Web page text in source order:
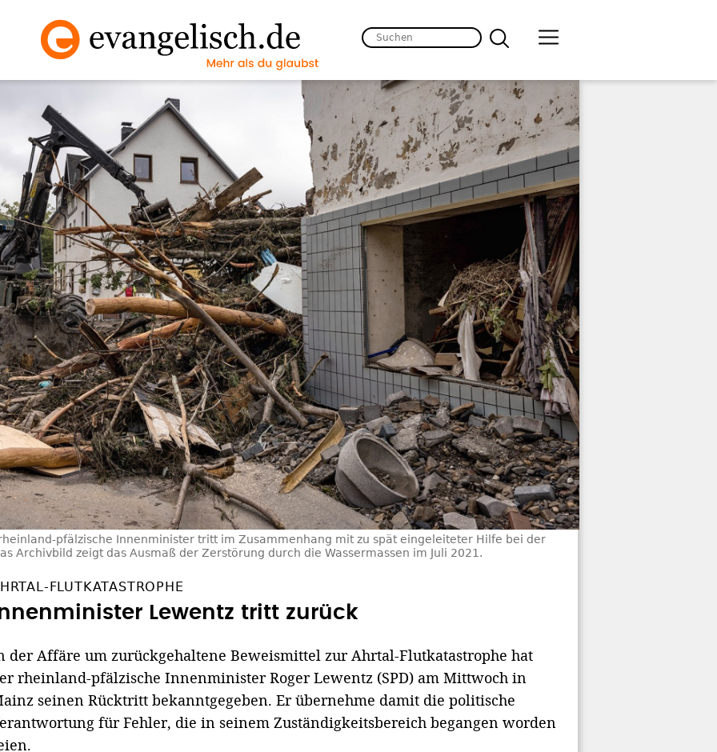
pfälzische Innenminister tritt im Zusammenhang mit zu spät eingeleiteter Hilfe bei der
Archivbild zeigt das Ausmaß der Zerstörung durch die Wassermassen im Juli 2021.
FLUTKATASTROPHE
Lewentz tritt zurück
der Affäre um zurückgehaltene Beweismittel zur Ahrtal-Flutkatastrophe hat
rheinland-pfälzische Innenminister Roger Lewentz (SPD) am Mittwoch in
seinen Rücktritt bekanntgegeben. Er übernehme damit die politische
für Fehler, die in seinem Zuständigkeitsbereich begangen worden